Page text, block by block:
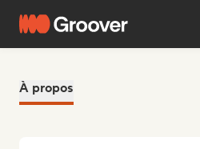
À propos